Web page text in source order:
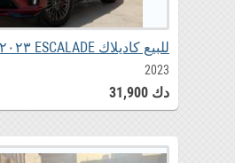
للبيع كاديلاك ESCALADE ٢٠٢٣
2023
دك 31,900